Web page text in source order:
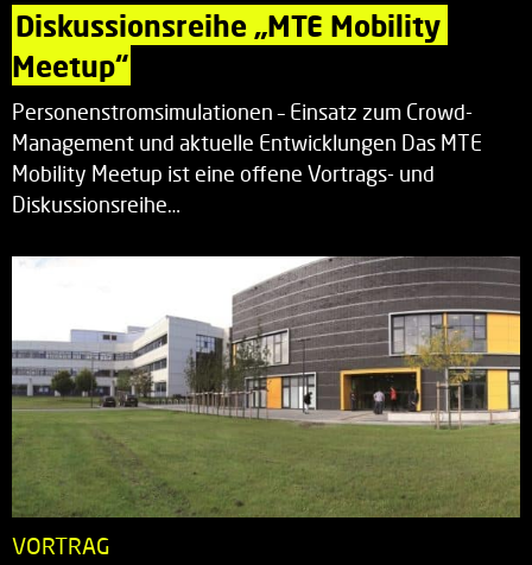
Diskussionsreihe „MTE Mobility
Meetup“
Personenstromsimulationen – Einsatz zum Crowd-
Management und aktuelle Entwicklungen Das MTE
Mobility Meetup ist eine offene Vortrags- und
Diskussionsreihe…
VORTRAG